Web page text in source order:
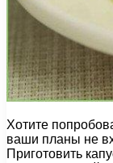
Хотите
ваши планы не
Приготовить